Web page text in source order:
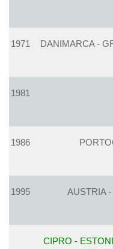
1971 DANIMARCA -
1981
1986
1995 AUSTRIA
CIPRO -